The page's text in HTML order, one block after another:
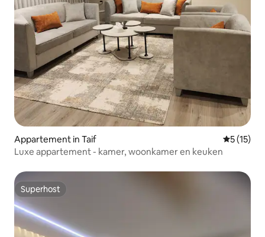
Appartement in Taif
5 (15)
Luxe appartement - kamer, woonkamer en keuken
Superhost
Superhost